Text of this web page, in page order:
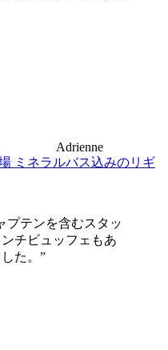
Adrienne
ミネラルバス込みのリギ
プテンを含むスタッ
チビュッフェもあ
た。”